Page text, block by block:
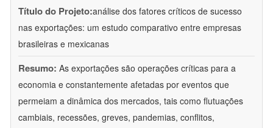
Título do Projeto:análise dos fatores críticos de sucesso
nas exportações: um estudo comparativo entre empresas
brasileiras e mexicanas
Resumo: As exportações são operações críticas para a
economia e constantemente afetadas por eventos que
permeiam a dinâmica dos mercados, tais como flutuações
cambiais, recessões, greves, pandemias, conflitos,